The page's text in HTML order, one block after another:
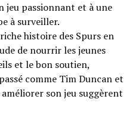
jeu passionnant et à une
à surveiller.
histoire des Spurs en
de nourrir les jeunes
et le bon soutien,
comme Tim Duncan et
son jeu suggèrent